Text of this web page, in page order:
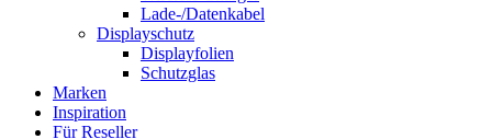
Lade-/Datenkabel
Displayschutz
Displayfolien
Schutzglas
Marken
Inspiration
Für Reseller